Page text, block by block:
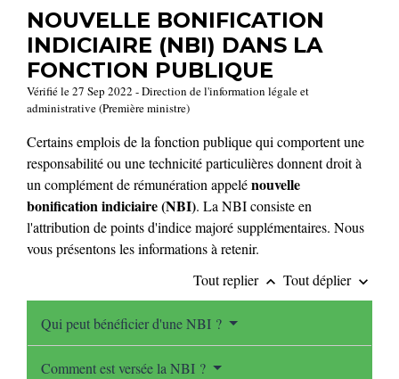
NOUVELLE BONIFICATION
INDICIAIRE (NBI) DANS LA
FONCTION PUBLIQUE
Vérifié le 27 Sep 2022 - Direction de l'information légale et
administrative (Première ministre)
Certains emplois de la fonction publique qui comportent une
responsabilité ou une technicité particulières donnent droit à
un complément de rémunération appelénouvelle
bonification indiciaire (NBI). La NBI consiste en
l'attribution de points d'indice majoré supplémentaires. Nous
vous présentons les informations à retenir.
Tout replier keyboard_arrow_up Tout déplier keyboard_arrow_down
Qui peut bénéficier d'une NBI ?
Comment est versée la NBI ?